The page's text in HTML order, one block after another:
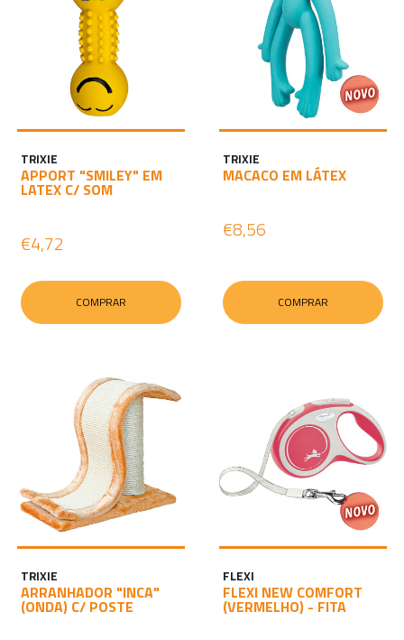
TRIXIE
APPORT "SMILEY" EM
LATEX C/ SOM
€4,72
COMPRAR
TRIXIE
MACACO EM LÁTEX
€8,56
COMPRAR
TRIXIE
ARRANHADOR "INCA"
(ONDA) C/ POSTE
FLEXI
FLEXI NEW COMFORT
(VERMELHO) - FITA